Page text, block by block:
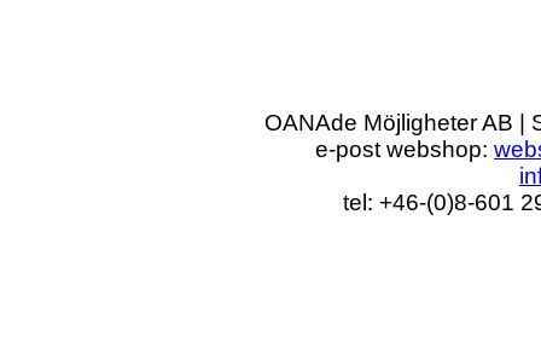
OANAde Möjligheter AB |
e-post webshop:
tel: +46-(0)8-601